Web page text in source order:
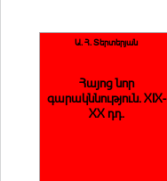
Ա. Հ. Տերտերյան
Հայոց նոր
գարակննություն. XIX-
XX դդ.